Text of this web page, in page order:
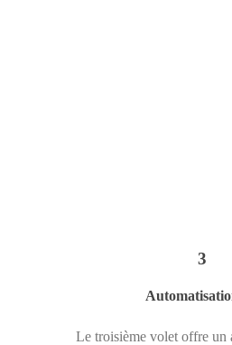
3
Le troisième volet offre un